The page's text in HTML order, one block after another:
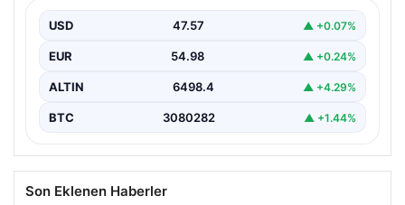
USD 47.57 ▲ +0.07%
EUR 54.98 ▲ +0.24%
ALTIN 6498.4 ▲ +4.29%
BTC 3080282 ▲ +1.44%
Son Eklenen Haberler